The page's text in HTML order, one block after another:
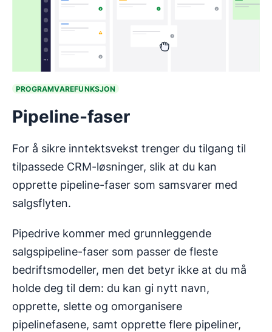
PROGRAMVAREFUNKSJON
Pipeline-faser
For å sikre inntektsvekst trenger du tilgang til
tilpassede CRM-løsninger, slik at du kan
opprette pipeline-faser som samsvarer med
salgsflyten.
Pipedrive kommer med grunnleggende
salgspipeline-faser som passer de fleste
bedriftsmodeller, men det betyr ikke at du må
holde deg til dem: du kan gi nytt navn,
opprette, slette og omorganisere
pipelinefasene, samt opprette flere pipeliner,